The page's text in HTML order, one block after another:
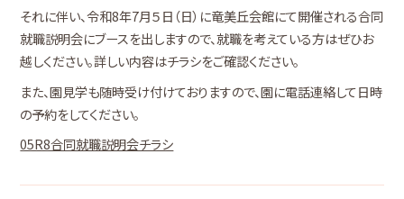
それに伴い、令和8年7月５日（日）に竜美丘会館にて開催される合同
就職説明会にブースを出しますので、就職を考えている方はぜひお
越しください。詳しい内容はチラシをご確認ください。
また、園見学も随時受け付けておりますので、園に電話連絡して日時
の予約をしてください。
05R8合同就職説明会チラシ